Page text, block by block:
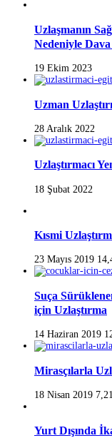
Uzlaşmanın
Nedeniyle
19 Ekim 2023
Uzman
28 Aralık 2022
Uzlaştırmacı
18 Şubat 2022
Kısmi
23 Mayıs 2019
Suça
için Uzlaştırma
14 Haziran 2019
Mirasçılarla
18 Nisan 2019
Yurt Dışında